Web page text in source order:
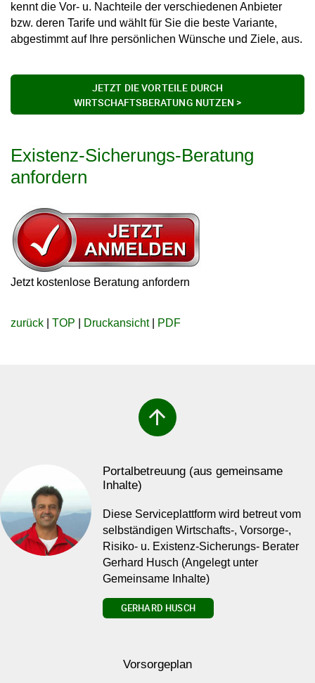
kennt die Vor- u. Nachteile der verschiedenen Anbieter
bzw. deren Tarife und wählt für Sie die beste Variante,
abgestimmt auf Ihre persönlichen Wünsche und Ziele, aus.
JETZT DIE VORTEILE DURCH
WIRTSCHAFTSBERATUNG NUTZEN >
Existenz-Sicherungs-Beratung
anfordern
Jetzt kostenlose Beratung anfordern
zurück TOP Druckansicht| PDF
arrow_upward
Portalbetreuung (aus gemeinsame
Inhalte)
Diese Serviceplattform wird betreut vom
selbständigen Wirtschafts-, Vorsorge-,
Risiko- u. Existenz-Sicherungs- Berater
Gerhard Husch (Angelegt unter
Gemeinsame Inhalte)
GERHARD HUSCH
Vorsorgeplan